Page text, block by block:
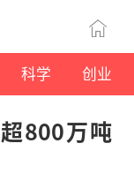
科学 创业
800万吨